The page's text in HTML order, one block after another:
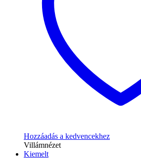
Hozzáadás a kedvencekhez
Villámnézet
Kiemelt